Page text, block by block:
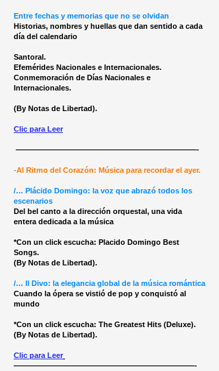
Entre fechas y memorias que no se olvidan
Historias, nombres y huellas que dan sentido a cada
día del calendario
Santoral.
Efemérides Nacionales e Internacionales.
Conmemoración de Días Nacionales e
Internacionales.
(By Notas de Libertad).
Clic para Leer
————————————————————————-
-Al Ritmo del Corazón: Música para recordar el ayer.
/… Plácido Domingo: la voz que abrazó todos los
escenarios
Del bel canto a la dirección orquestal, una vida
entera dedicada a la música
*Con un click escucha: Placido Domingo Best
Songs.
(By Notas de Libertad).
/… Il Divo: la elegancia global de la música romántica
Cuando la ópera se vistió de pop y conquistó al
mundo
*Con un click escucha: The Greatest Hits (Deluxe).
(By Notas de Libertad).
Clic para Leer
————————————————————————-